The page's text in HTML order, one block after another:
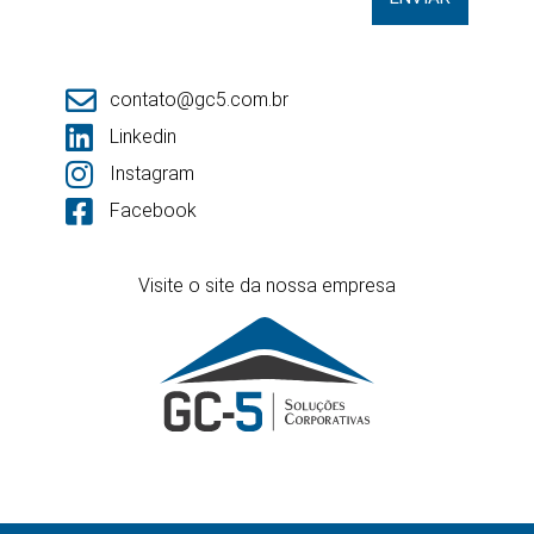
contato@gc5.com.br
Linkedin
Instagram
Facebook
Visite o site da nossa empresa